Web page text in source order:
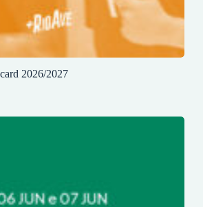
2026/2027